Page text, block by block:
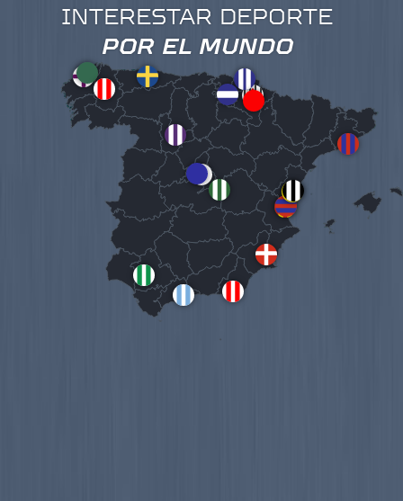
INTERESTAR DEPORTE
POR EL MUNDO